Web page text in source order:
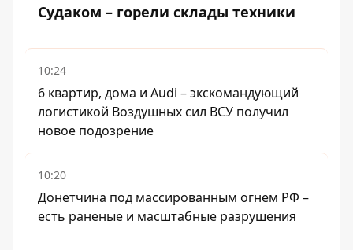
Судаком – горели склады техники
10:24
6 квартир, дома и Audi – экскомандующий
логистикой Воздушных сил ВСУ получил
новое подозрение
10:20
Донетчина под массированным огнем РФ –
есть раненые и масштабные разрушения